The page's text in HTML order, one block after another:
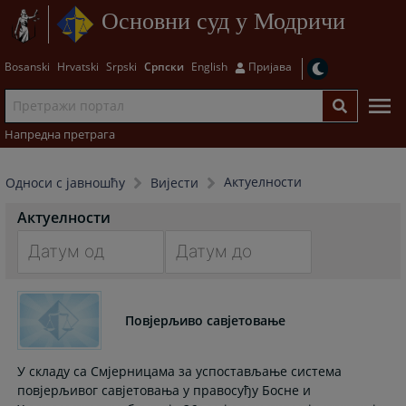
Основни суд у Модричи
Bosanski Hrvatski Srpski Српски English Пријава
Напредна претрага
Односи с јавношћу Вијести Актуелности
Актуелности
forward
interact
the
calendar
to
the
calendar
Повјерљиво савјетовање
У складу са Смјерницама за успостављање система
повјерљивог савјетовања у правосуђу Босне и